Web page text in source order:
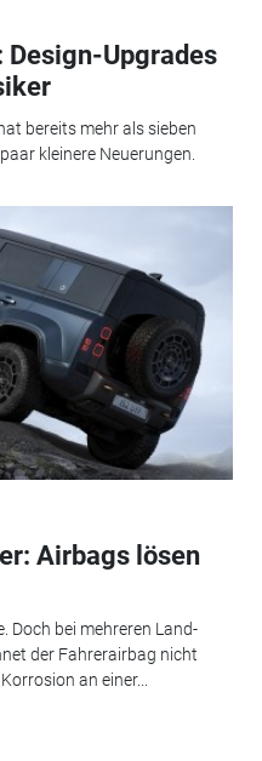
Design-Upgrades
bereits mehr als sieben
kleinere Neuerungen.
Airbags lösen
Doch bei mehreren Land-
der Fahrerairbag nicht
an einer...